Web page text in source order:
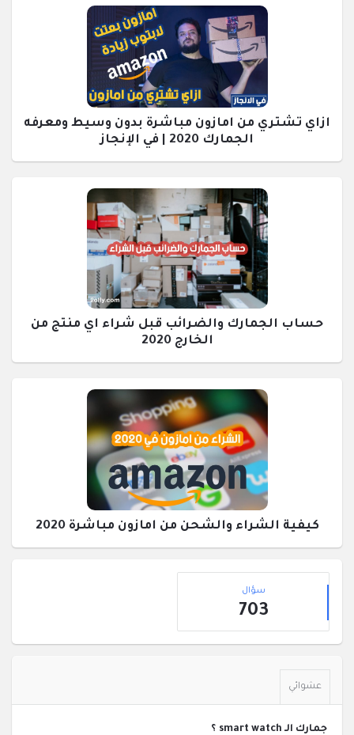
ازاي تشتري من امازون مباشرة بدون وسيط ومعرفه
الجمارك 2020 | في الإنجاز
حساب الجمارك والضرائب قبل شراء اي منتج من
الخارج 2020
كيفية الشراء والشحن من امازون مباشرة 2020
القائمة
الجانبية
إحصائيات
سؤال
703
عشوائي
جمارك الـ smart watch ؟